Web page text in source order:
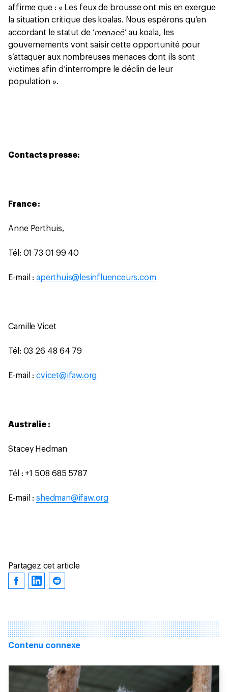
affirme que : « Les feux de brousse ont mis en exergue
la situation critique des koalas. Nous espérons qu’en
accordant le statut de ‘menacé’au koala, les
gouvernements vont saisir cette opportunité pour
s’attaquer aux nombreuses menaces dont ils sont
victimes afin d’interrompre le déclin de leur
population ».
Contacts presse:
France :
Anne Perthuis,
Tél: 01 73 01 99 40
E-mail :aperthuis@lesinfluenceurs.com
Camille Vicet
Tél: 03 26 48 64 79
E-mail :cvicet@ifaw.org
Australie :
Stacey Hedman
Tél : +1 508 685 5787
E-mail :shedman@ifaw.org
Partagez cet article
Contenu connexe